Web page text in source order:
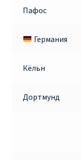
Пафос
Германия
Кёльн
Дортмунд